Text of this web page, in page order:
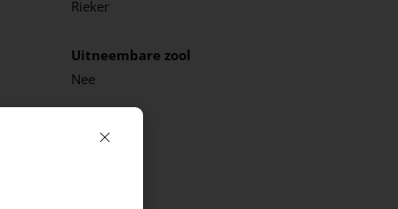
Rieker
Uitneembare zool
Nee